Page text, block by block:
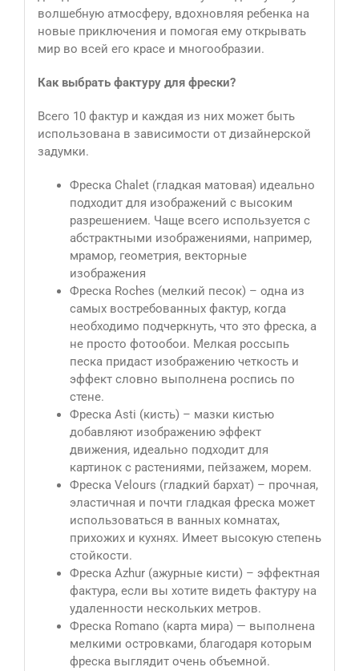
волшебную атмосферу, вдохновляя ребенка на
новые приключения и помогая ему открывать
мир во всей его красе и многообразии.
Как выбрать фактуру для фрески?
Всего 10 фактур и каждая из них может быть
использована в зависимости от дизайнерской
задумки.
Фреска Сhalet (гладкая матовая) идеально
подходит для изображений с высоким
разрешением. Чаще всего используется с
абстрактными изображениями, например,
мрамор, геометрия, векторные
изображения
Фреска Roches (мелкий песок) – одна из
самых востребованных фактур, когда
необходимо подчеркнуть, что это фреска, а
не просто фотообои. Мелкая россыпь
песка придаст изображению четкость и
эффект словно выполнена роспись по
стене.
Фреска Asti (кисть) – мазки кистью
добавляют изображению эффект
движения, идеально подходит для
картинок с растениями, пейзажем, морем.
Фреска Velours (гладкий бархат) – прочная,
эластичная и почти гладкая фреска может
использоваться в ванных комнатах,
прихожих и кухнях. Имеет высокую степень
стойкости.
Фреска Azhur (ажурные кисти) – эффектная
фактура, если вы хотите видеть фактуру на
удаленности нескольких метров.
Фреска Romano (карта мира) — выполнена
мелкими островками, благодаря которым
фреска выглядит очень объемной.